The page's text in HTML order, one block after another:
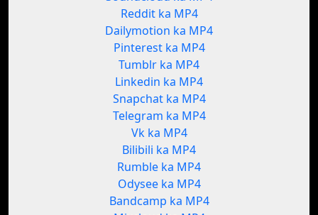
Reddit ka MP4
Dailymotion ka MP4
Pinterest ka MP4
Tumblr ka MP4
Linkedin ka MP4
Snapchat ka MP4
Telegram ka MP4
Vk ka MP4
Bilibili ka MP4
Rumble ka MP4
Odysee ka MP4
Bandcamp ka MP4